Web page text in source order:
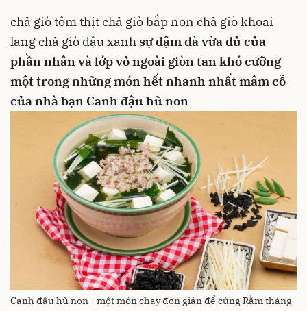
chả giò tôm thịtchả giò bắp non chả giò khoai
langchả giò đậu xanhsự đậm đà vừa đủ của
phần nhân và lớp vỏ ngoài giòn tan khó cưỡng
một trong những món hết nhanh nhất mâm cỗ
của nhà bạn Canh đậu hũ non
Canh đậu hũ non - một món chay đơn giản để cúng Rằm tháng